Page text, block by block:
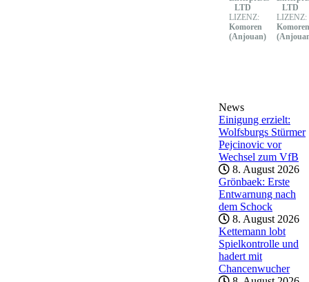
LTD
LIZENZ:
Komoren
(Anjouan)
LTD
LIZENZ:
Komoren
News
Einigung erzielt:
Wolfsburgs Stürmer
Pejcinovic vor
Wechsel zum VfB
8. August 2026
Grönbaek: Erste
Entwarnung nach
dem Schock
8. August 2026
Kettemann lobt
Spielkontrolle und
hadert mit
Chancenwucher